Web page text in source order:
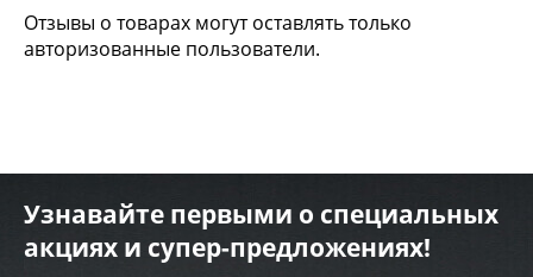
Отзывы о товарах могут оставлять только
авторизованные пользователи.
Узнавайте первыми о специальных
акциях и супер-предложениях!